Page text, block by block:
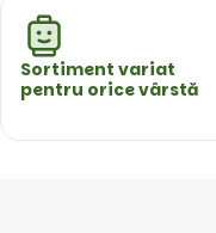
Sortiment variat
pentru orice vârstă